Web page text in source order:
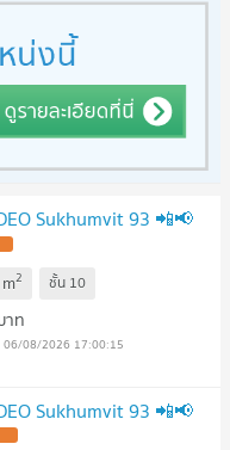
Sukhumvit 93 📲📢
m2 ชั้น 10
าท
06/08/2026 17:00:15
Sukhumvit 93 📲📢